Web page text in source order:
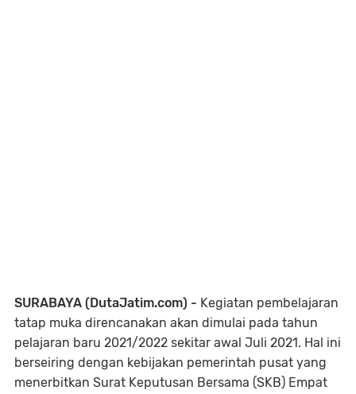
SURABAYA (DutaJatim.com) - Kegiatan pembelajaran
tatap muka direncanakan akan dimulai pada tahun
pelajaran baru 2021/2022 sekitar awal Juli 2021. Hal ini
berseiring dengan kebijakan pemerintah pusat yang
menerbitkan Surat Keputusan Bersama (SKB) Empat